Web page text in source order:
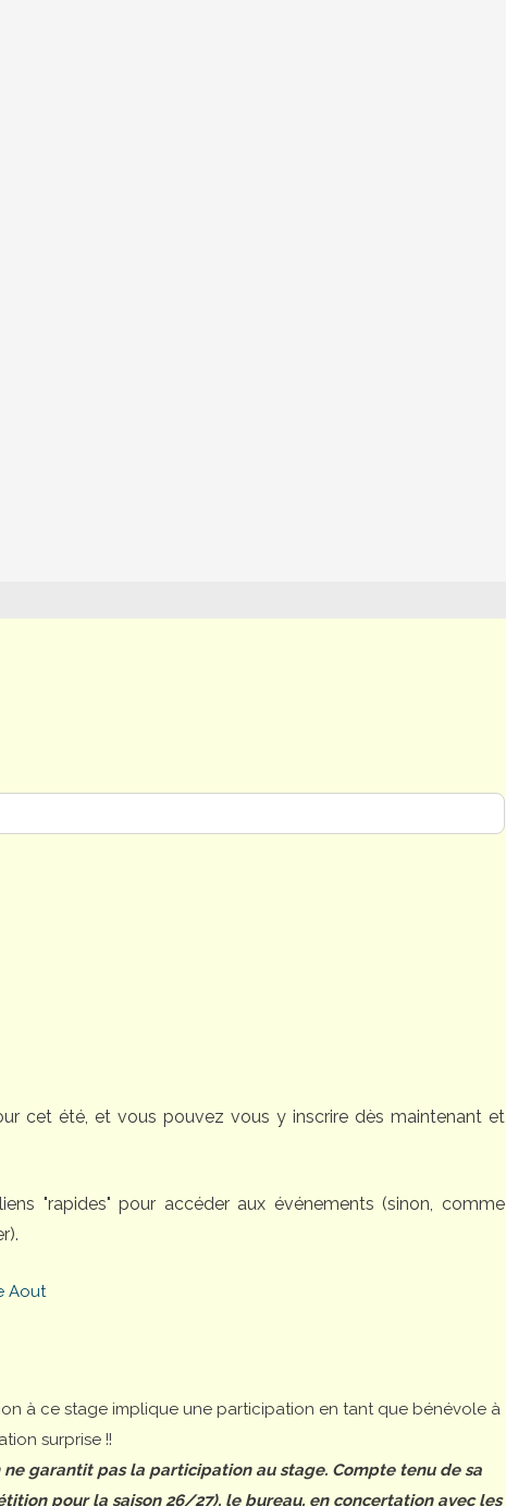
cet été, et vous pouvez vous y inscrire dès maintenant et
"rapides" pour accéder aux événements (sinon, comme
Aout
à ce stage implique une participation en tant que bénévole à
surprise !!
garantit pas la participation au stage. Compte tenu de sa
pour la saison 26/27), le bureau, en concertation avec les